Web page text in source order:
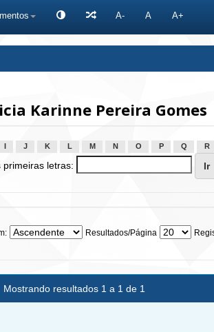
A- A A+
Karinne Pereira Gomes
J K L M N O P Q R
letras:
Resultados/Página
Mostrando resultados 1 a 1 de 1